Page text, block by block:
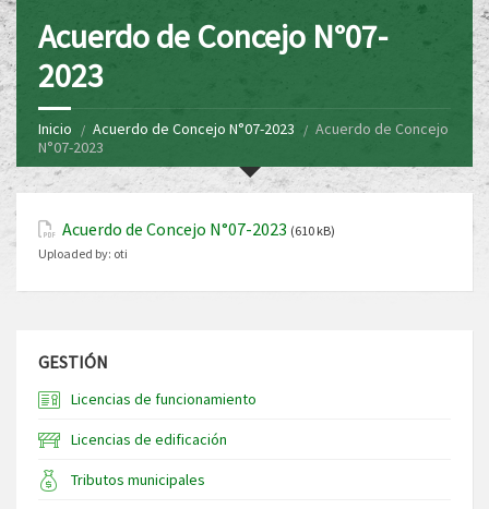
Acuerdo de Concejo N°07-
2023
Inicio Acuerdo de Concejo N°07-2023
Acuerdo de Concejo
N°07-2023
Acuerdo de Concejo N°07-2023 (610 kB)
Uploaded by: oti
GESTIÓN
Licencias de funcionamiento
Licencias de edificación
Tributos municipales